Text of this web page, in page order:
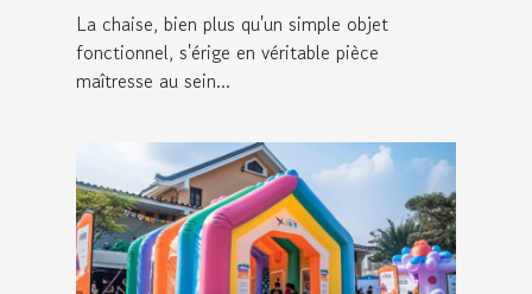
intérieur moderne
La chaise, bien plus qu'un simple objet
fonctionnel, s'érige en véritable pièce
maîtresse au sein...